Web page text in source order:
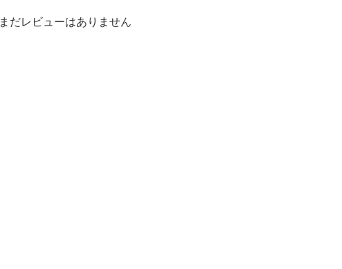
まだレビューはありません